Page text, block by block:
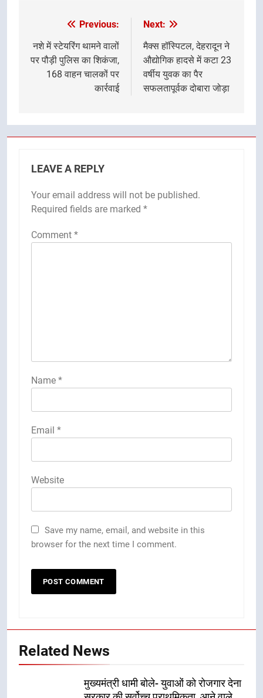
navigation
Previous:
नशे में स्टेयरिंग थामने वालों
पर पौड़ी पुलिस का शिकंजा,
168 वाहन चालकों पर
कार्रवाई
Next:
मैक्स हॉस्पिटल, देहरादून ने
औद्योगिक हादसे में कटा 23
वर्षीय युवक का पैर
सफलतापूर्वक दोबारा जोड़ा
LEAVE A REPLY
Your email address will not be published.
Required fields are marked *
Comment *
Name *
Email *
Website
Save my name, email, and website in this
browser for the next time I comment.
Related News
मुख्यमंत्री धामी बोले- युवाओं को रोजगार देना